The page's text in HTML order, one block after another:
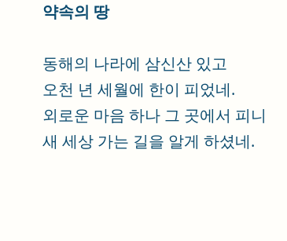
약속의 땅
동해의 나라에 삼신산 있고
오천 년 세월에 한이 피었네.
외로운 마음 하나 그 곳에서 피니
새 세상 가는 길을 알게 하셨네.